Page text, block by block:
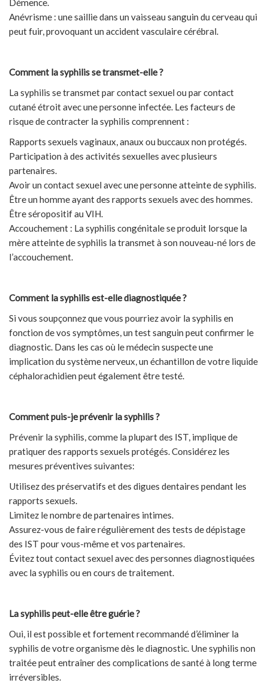
Démence.
Anévrisme : une saillie dans un vaisseau sanguin du cerveau qui
peut fuir, provoquant un accident vasculaire cérébral.
Comment la syphilis se transmet-elle ?
La syphilis se transmet par contact sexuel ou par contact
cutané étroit avec une personne infectée. Les facteurs de
risque de contracter la syphilis comprennent :
Rapports sexuels vaginaux, anaux ou buccaux non protégés.
Participation à des activités sexuelles avec plusieurs
partenaires.
Avoir un contact sexuel avec une personne atteinte de syphilis.
Être un homme ayant des rapports sexuels avec des hommes.
Être séropositif au VIH.
Accouchement : La syphilis congénitale se produit lorsque la
mère atteinte de syphilis la transmet à son nouveau-né lors de
l’accouchement.
Comment la syphilis est-elle diagnostiquée ?
Si vous soupçonnez que vous pourriez avoir la syphilis en
fonction de vos symptômes, un test sanguin peut confirmer le
diagnostic. Dans les cas où le médecin suspecte une
implication du système nerveux, un échantillon de votre liquide
céphalorachidien peut également être testé.
Comment puis-je prévenir la syphilis ?
Prévenir la syphilis, comme la plupart des IST, implique de
pratiquer des rapports sexuels protégés. Considérez les
mesures préventives suivantes:
Utilisez des préservatifs et des digues dentaires pendant les
rapports sexuels.
Limitez le nombre de partenaires intimes.
Assurez-vous de faire régulièrement des tests de dépistage
des IST pour vous-même et vos partenaires.
Évitez tout contact sexuel avec des personnes diagnostiquées
avec la syphilis ou en cours de traitement.
La syphilis peut-elle être guérie ?
Oui, il est possible et fortement recommandé d’éliminer la
syphilis de votre organisme dès le diagnostic. Une syphilis non
traitée peut entraîner des complications de santé à long terme
irréversibles.